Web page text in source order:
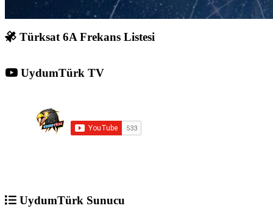
Türksat 6A Frekans Listesi
UydumTürk TV
UydumTürk Sunucu